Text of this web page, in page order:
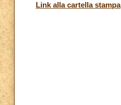
Link alla cartella stampa